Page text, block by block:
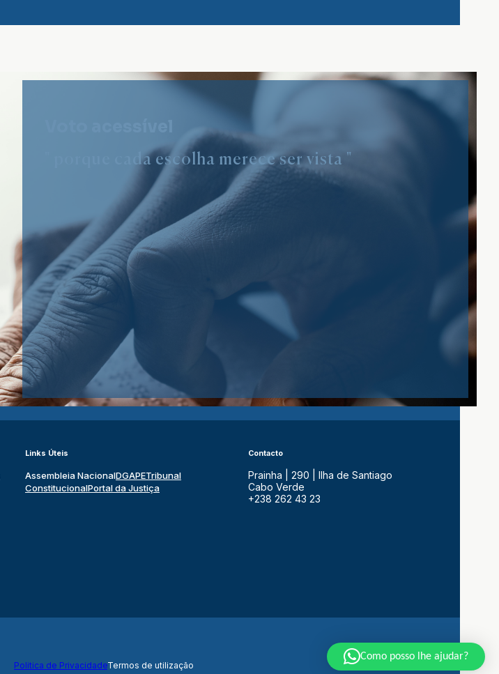
" porque cada escolha merece ser vista "
Links Úteis
Assembleia NacionalDGAPETribunal
ConstitucionalPortal da Justiça
Contacto
Prainha | 290 | Ilha de Santiago
Cabo Verde
+238 262 43 23
Politica de PrivacidadeTermos de utilização
Como posso lhe ajudar?